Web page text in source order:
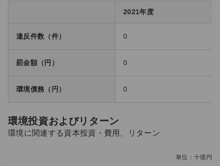
2021年度
違反件数（件） 0
罰金額（円） 0
環境債務（円） 0
環境投資およびリターン
環境に関連する資本投資・費用、リターン
単位：十億円